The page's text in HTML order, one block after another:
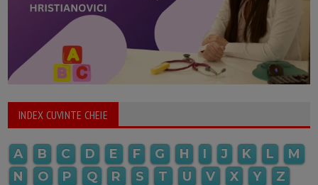
INDEX CUVINTE CHEIE
A B C D E F G H I J K L
M
N
O P Q R S T U V X Y Z